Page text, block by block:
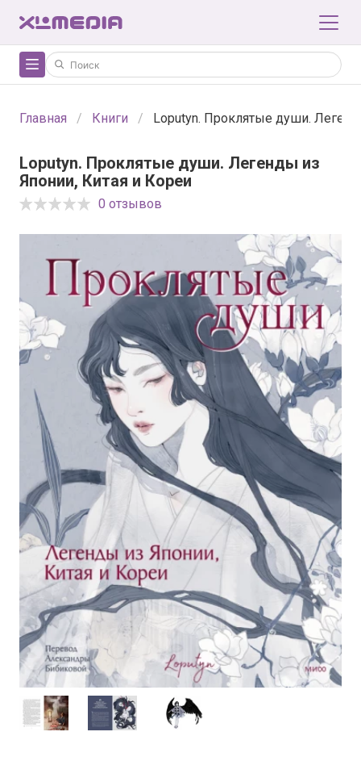
Главная Книги Loputyn. Проклятые души.
Loputyn. Проклятые души. Легенды из
Японии, Китая и Кореи
0 отзывов